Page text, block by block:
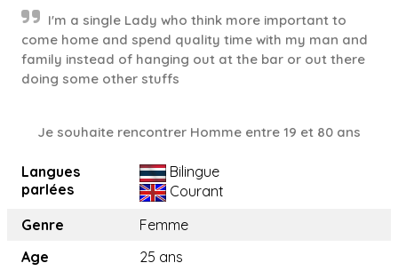
I'm a single Lady who think more important to
come home and spend quality time with my man and
family instead of hanging out at the bar or out there
doing some other stuffs
Je souhaite rencontrer Homme entre 19 et 80 ans
Langues
parlées
Bilingue
Courant
Genre
Femme
Age
25 ans